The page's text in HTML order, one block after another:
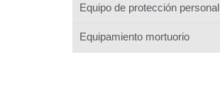
Equipo de protección personal
Equipamiento mortuorio